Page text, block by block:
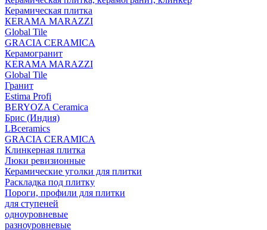
Керамическая плитка
КЕRАМА MARAZZI
Global Tile
GRACIA CERAMICA
Керамогранит
KERAMA MARAZZI
Global Tile
Гранит
Estima Profi
BERYOZA Ceramica
Брис (Индия)
LBceramics
GRACIA CERAMICA
Клинкерная плитка
Люки ревизионные
Керамические уголки для плитки
Раскладка под плитку
Пороги, профили для плитки
для ступеней
одноуровневые
разноуровневые